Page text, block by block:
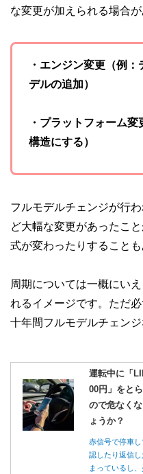
な変更が加えられる場合が
・エンジン変更（例
デルの追加）
・プラットフォーム
構造にする）
フルモデルチェンジが行
ど大幅な変更があったこ
式が変わったりすることも
周期については一概にい
れるイメージです。ただ
十年間フルモデルチェン
運転中に「
00円」をと
ので危なく
ょうか？
赤信号で停車
認したり返信
まっているし